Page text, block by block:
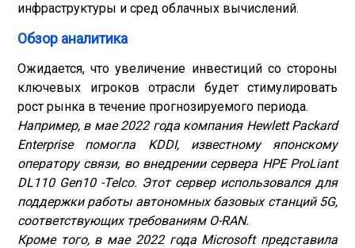
инфраструктуры и сред облачных вычислений.
Обзор аналитика
Ожидается, что увеличение инвестиций со стороны
ключевых игроков отрасли будет стимулировать
рост рынка в течение прогнозируемого периода.
Например, в мае 2022 года компания Hewlett Packard
Enterprise помогла KDDI, известному японскому
оператору связи, во внедрении сервера HPE ProLiant
DL110 Gen10 -Telco. Этот сервер использовался для
поддержки работы автономных базовых станций 5G,
соответствующих требованиям O-RAN.
Кроме того, в мае 2022 года Microsoft представила